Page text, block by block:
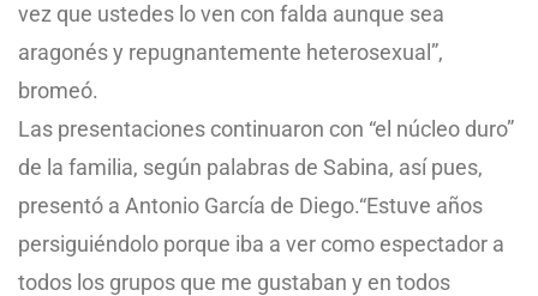
vez que ustedes lo ven con falda aunque sea
aragonés y repugnantemente heterosexual”,
bromeó.
Las presentaciones continuaron con “el núcleo duro”
de la familia, según palabras de Sabina, así pues,
presentó a Antonio García de Diego.“Estuve años
persiguiéndolo porque iba a ver como espectador a
todos los grupos que me gustaban y en todos